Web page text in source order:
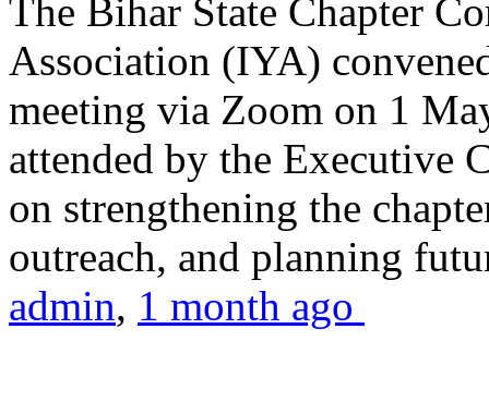
The Bihar State Chapter
Association (IYA)
meeting via Zoom on 1
attended by the Executive
on strengthening the
outreach, and planning
admin, 1 month ago